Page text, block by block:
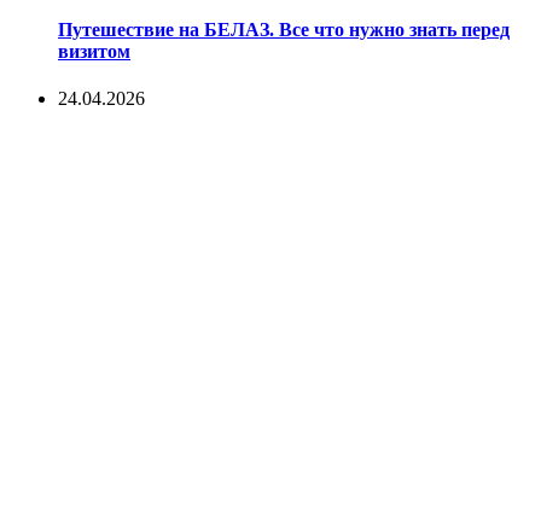
Путешествие на БЕЛАЗ. Все что нужно знать перед
визитом
24.04.2026